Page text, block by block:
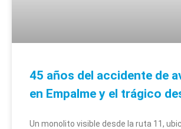
45 años del accidente de
en Empalme y el trágico
Un monolito visible desde la ruta 11,